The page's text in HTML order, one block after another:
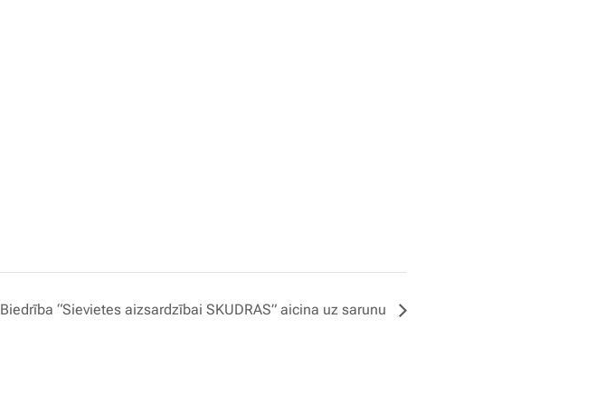
Biedrība “Sievietes aizsardzībai SKUDRAS” aicina uz sarunu